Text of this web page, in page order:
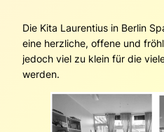
Die Kita Laurentius in Berlin
eine herzliche, offene und
jedoch viel zu klein für die
werden.